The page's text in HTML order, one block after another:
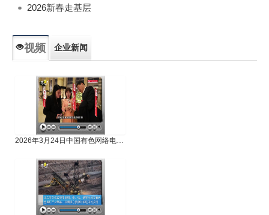
2026新春走基层
视频 企业新闻
2026年3月24日中国有色网络电视新闻